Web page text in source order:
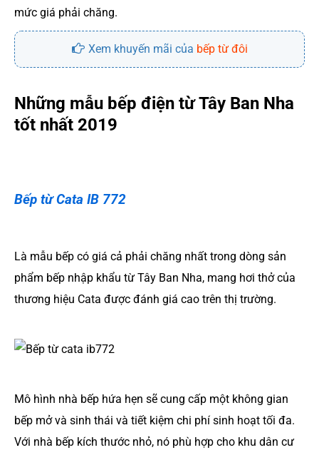
mức giá phải chăng.
Xem khuyến mãi của bếp từ đôi
Những mẫu bếp điện từ Tây Ban Nha
tốt nhất 2019
Bếp từ Cata IB 772
Là mẫu bếp có giá cả phải chăng nhất trong dòng sản
phẩm bếp nhập khẩu từ Tây Ban Nha, mang hơi thở của
thương hiệu Cata được đánh giá cao trên thị trường.
Mô hình nhà bếp hứa hẹn sẽ cung cấp một không gian
bếp mở và sinh thái và tiết kiệm chi phí sinh hoạt tối đa.
Với nhà bếp kích thước nhỏ, nó phù hợp cho khu dân cư